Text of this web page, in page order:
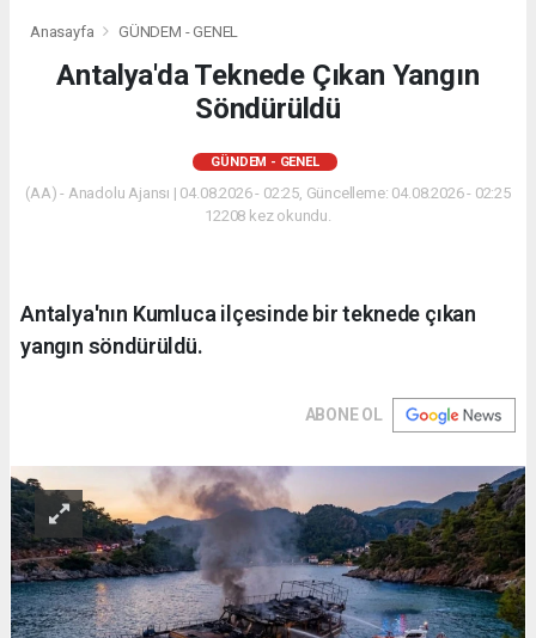
Anasayfa GÜNDEM - GENEL
Antalya'da Teknede Çıkan Yangın
Söndürüldü
GÜNDEM - GENEL
(AA) - Anadolu Ajansı | 04.08.2026 - 02:25, Güncelleme: 04.08.2026 - 02:25
12208 kez okundu.
Antalya'nın Kumluca ilçesinde bir teknede çıkan
yangın söndürüldü.
ABONE OL